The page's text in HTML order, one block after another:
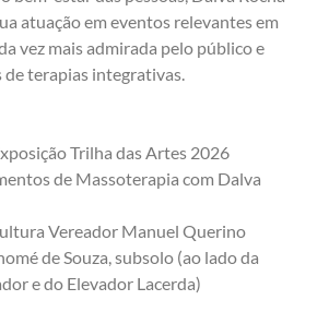
atuação em eventos relevantes em
vez mais admirada pelo público e
de terapias integrativas.
Trilha das Artes 2026
de Massoterapia com Dalva
Vereador Manuel Querino
de Souza, subsolo (ao lado da
e do Elevador Lacerda)